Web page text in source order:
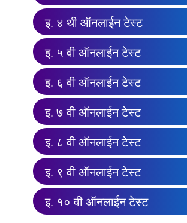
इ. ४ थी ऑनलाईन टेस्ट
इ. ५ वी ऑनलाईन टेस्ट
इ. ६ वी ऑनलाईन टेस्ट
इ. ७ वी ऑनलाईन टेस्ट
इ. ८ वी ऑनलाईन टेस्ट
इ. ९ वी ऑनलाईन टेस्ट
इ. १० वी ऑनलाईन टेस्ट